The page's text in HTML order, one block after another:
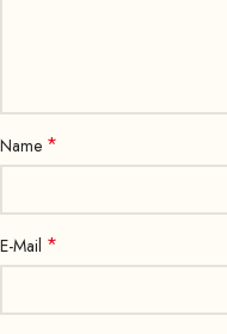
Name *
E-Mail *